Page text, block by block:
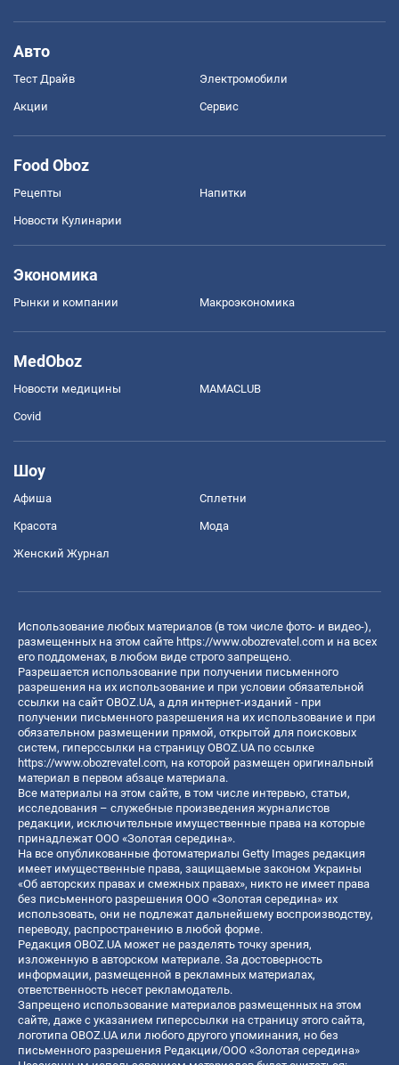
Авто
Тест Драйв Электромобили
Акции Сервис
Food Oboz
Рецепты Напитки
Новости Кулинарии
Экономика
Рынки и компании Mакроэкономика
MedOboz
Новости медицины MAMACLUB
Covid
Шоу
Афиша Сплетни
Красота Мода
Женский Журнал
Использование любых материалов (в том числе фото- и видео-),
размещенных на этом сайте https://www.obozrevatel.com и на всех
его поддоменах, в любом виде строго запрещено.
Разрешается использование при получении письменного
разрешения на их использование и при условии обязательной
ссылки на сайт OBOZ.UA, а для интернет-изданий - при
получении письменного разрешения на их использование и при
обязательном размещении прямой, открытой для поисковых
систем, гиперссылки на страницу OBOZ.UA по ссылке
https://www.obozrevatel.com, на которой размещен оригинальный
материал в первом абзаце материала.
Все материалы на этом сайте, в том числе интервью, статьи,
исследования – служебные произведения журналистов
редакции, исключительные имущественные права на которые
принадлежат ООО «Золотая середина».
На все опубликованные фотоматериалы Getty Images редакция
имеет имущественные права, защищаемые законом Украины
«Об авторских правах и смежных правах», никто не имеет права
без письменного разрешения ООО «Золотая середина» их
использовать, они не подлежат дальнейшему воспроизводству,
переводу, распространению в любой форме.
Редакция OBOZ.UA может не разделять точку зрения,
изложенную в авторском материале. За достоверность
информации, размещенной в рекламных материалах,
ответственность несет рекламодатель.
Запрещено использование материалов размещенных на этом
сайте, даже с указанием гиперссылки на страницу этого сайта,
логотипа OBOZ.UA или любого другого упоминания, но без
письменного разрешения Редакции/ООО «Золотая середина»